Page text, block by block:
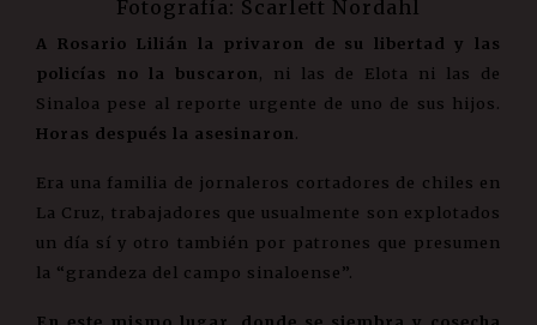
Fotografía: Scarlett Nordahl
A Rosario Lilián la privaron de su libertad y las
policías no la buscaron, ni las de Elota ni las de
Sinaloa pese al reporte urgente de uno de sus hijos.
Horas después la asesinaron.
Era una familia de jornaleros cortadores de chiles en
La Cruz, trabajadores que usualmente son explotados
un día sí y otro también por patrones que presumen
la “grandeza del campo sinaloense”.